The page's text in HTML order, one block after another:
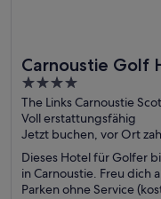
Toll für Golfer
Carnoustie Golf
4
out
of
5
The Links Carnoustie
Voll erstattungsfähig
Jetzt buchen, vor Ort
Dieses Hotel für Golfer
in Carnoustie. Freu dich
Parken ohne Service